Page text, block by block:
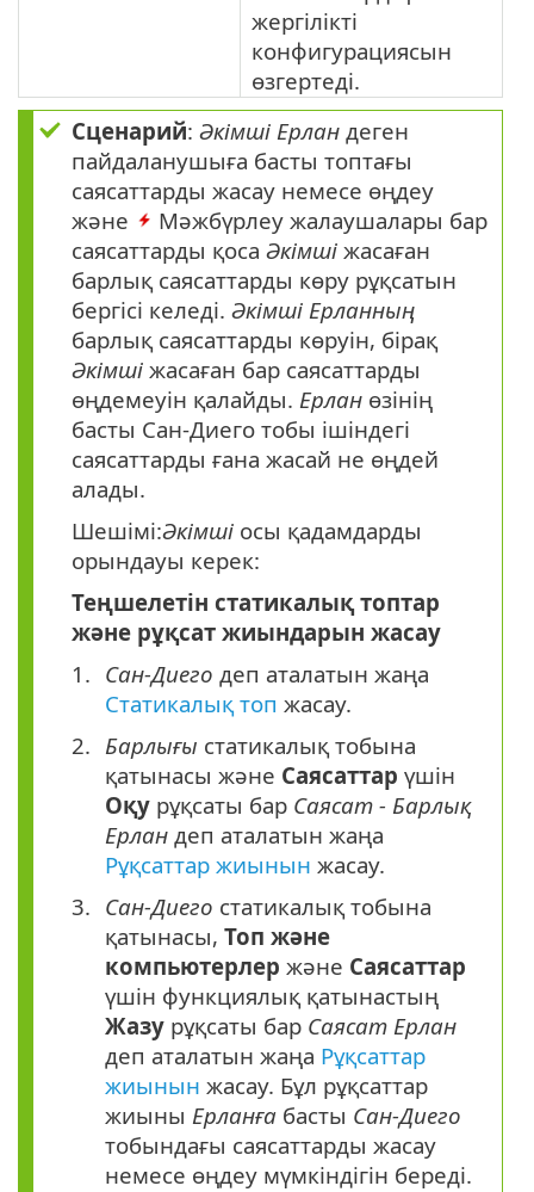
жергілікті
конфигурациясын
өзгертеді.
Сценарий: Әкімші Ерлан деген
пайдаланушыға басты топтағы
саясаттарды жасау немесе өңдеу
және
Мәжбүрлеу жалаушалары бар
саясаттарды қоса Әкімші жасаған
барлық саясаттарды көру рұқсатын
бергісі келеді. Әкімші Ерланның
барлық саясаттарды көруін, бірақ
Әкімші жасаған бар саясаттарды
өңдемеуін қалайды. Ерлан өзінің
басты Сан-Диего тобы ішіндегі
саясаттарды ғана жасай не өңдей
алады.
Шешімі:Әкімші осы қадамдарды
орындауы керек:
Теңшелетін статикалық топтар
және рұқсат жиындарын жасау
Сан-Диего деп аталатын жаңа
Статикалық топ жасау.
Барлығы статикалық тобына
қатынасы және Саясаттар үшін
Оқу рұқсаты бар Саясат - Барлық
Ерлан деп аталатын жаңа
Рұқсаттар жиынын жасау.
Сан-Диего статикалық тобына
қатынасы, Топ және
компьютерлер және Саясаттар
үшін функциялық қатынастың
Жазу рұқсаты бар Саясат Ерлан
деп аталатын жаңа Рұқсаттар
жиынын жасау. Бұл рұқсаттар
жиыны Ерланға басты Сан-Диего
тобындағы саясаттарды жасау
немесе өңдеу мүмкіндігін береді.